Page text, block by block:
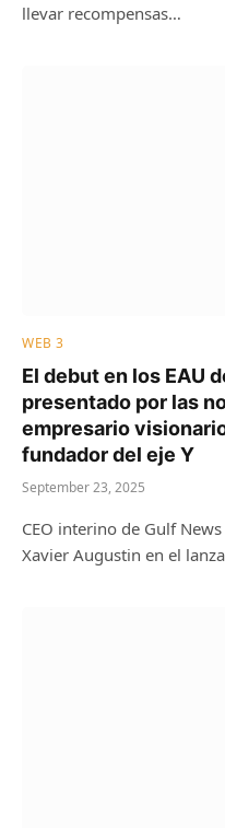
llevar recompensas…
WEB 3
El debut en los EAU
presentado por las
empresario
fundador del eje Y
September 23, 2025
CEO interino de Gulf
Xavier Augustin en el